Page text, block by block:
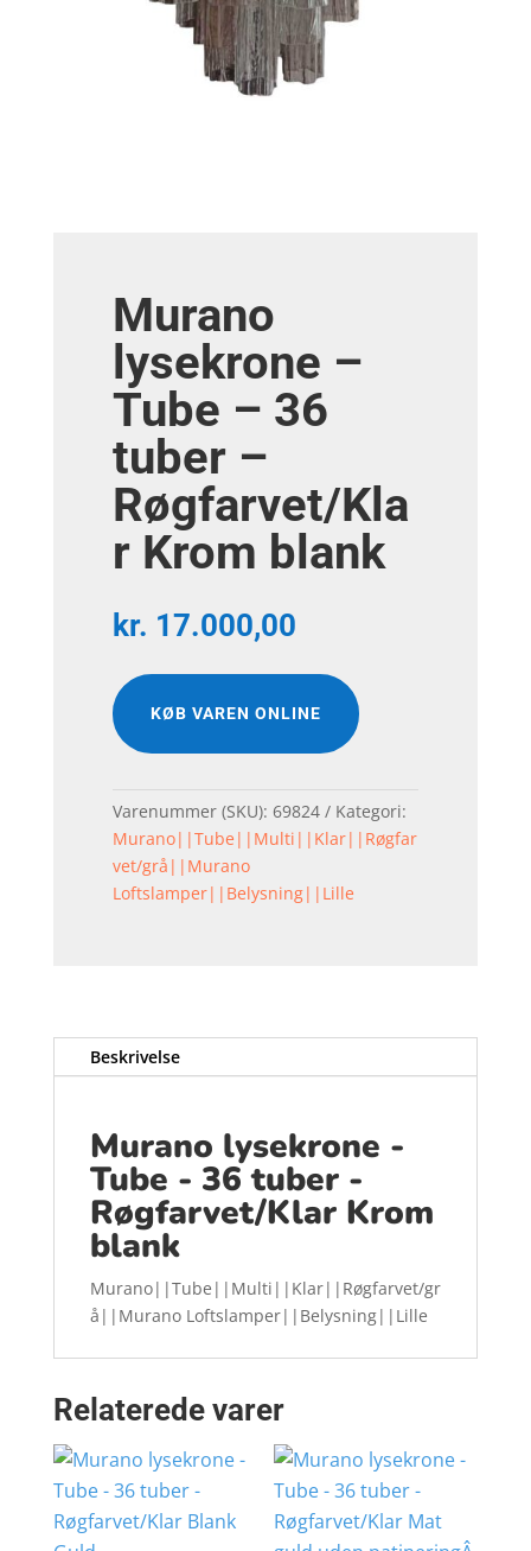
Murano
lysekrone –
Tube – 36
tuber –
Røgfarvet/Kla
r Krom blank
kr. 17.000,00
KØB VAREN ONLINE
Varenummer (SKU): 69824
Kategori:
Murano||Tube||Multi||Klar||Røgfar
vet/grå||Murano
Loftslamper||Belysning||Lille
Beskrivelse
Murano lysekrone -
Tube - 36 tuber -
Røgfarvet/Klar Krom
blank
Murano||Tube||Multi||Klar||Røgfarvet/gr
å||Murano Loftslamper||Belysning||Lille
Relaterede varer